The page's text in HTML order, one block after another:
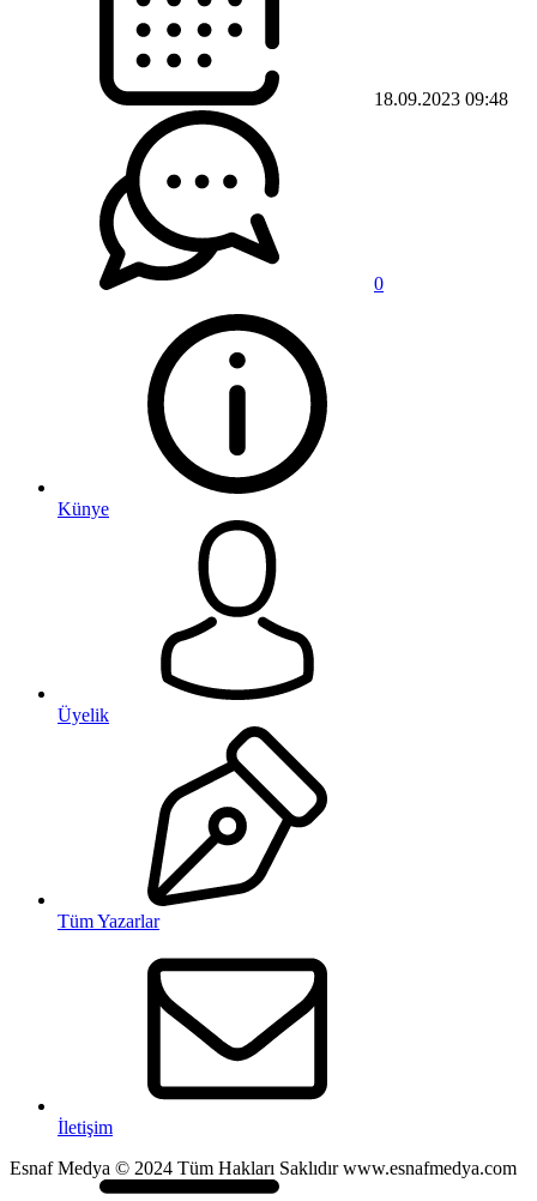
18.09.2023 09:48
0
Künye
Üyelik
Tüm Yazarlar
İletişim
Esnaf Medya © 2024 Tüm Hakları Saklıdır www.esnafmedya.com